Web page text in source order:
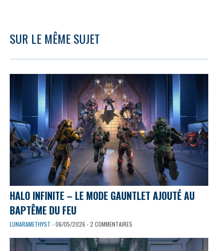
SUR LE MÊME SUJET
HALO INFINITE – LE MODE GAUNTLET AJOUTÉ AU
BAPTÊME DU FEU
LUNARAMETHYST - 06/05/2026 - 2 COMMENTAIRES